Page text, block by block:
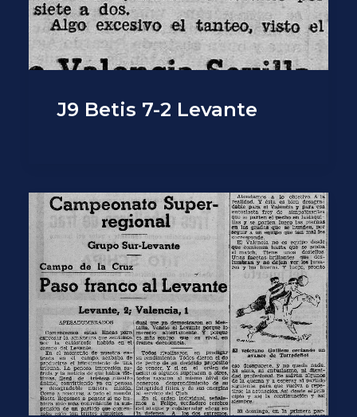
J9 Betis 7-2 Levante